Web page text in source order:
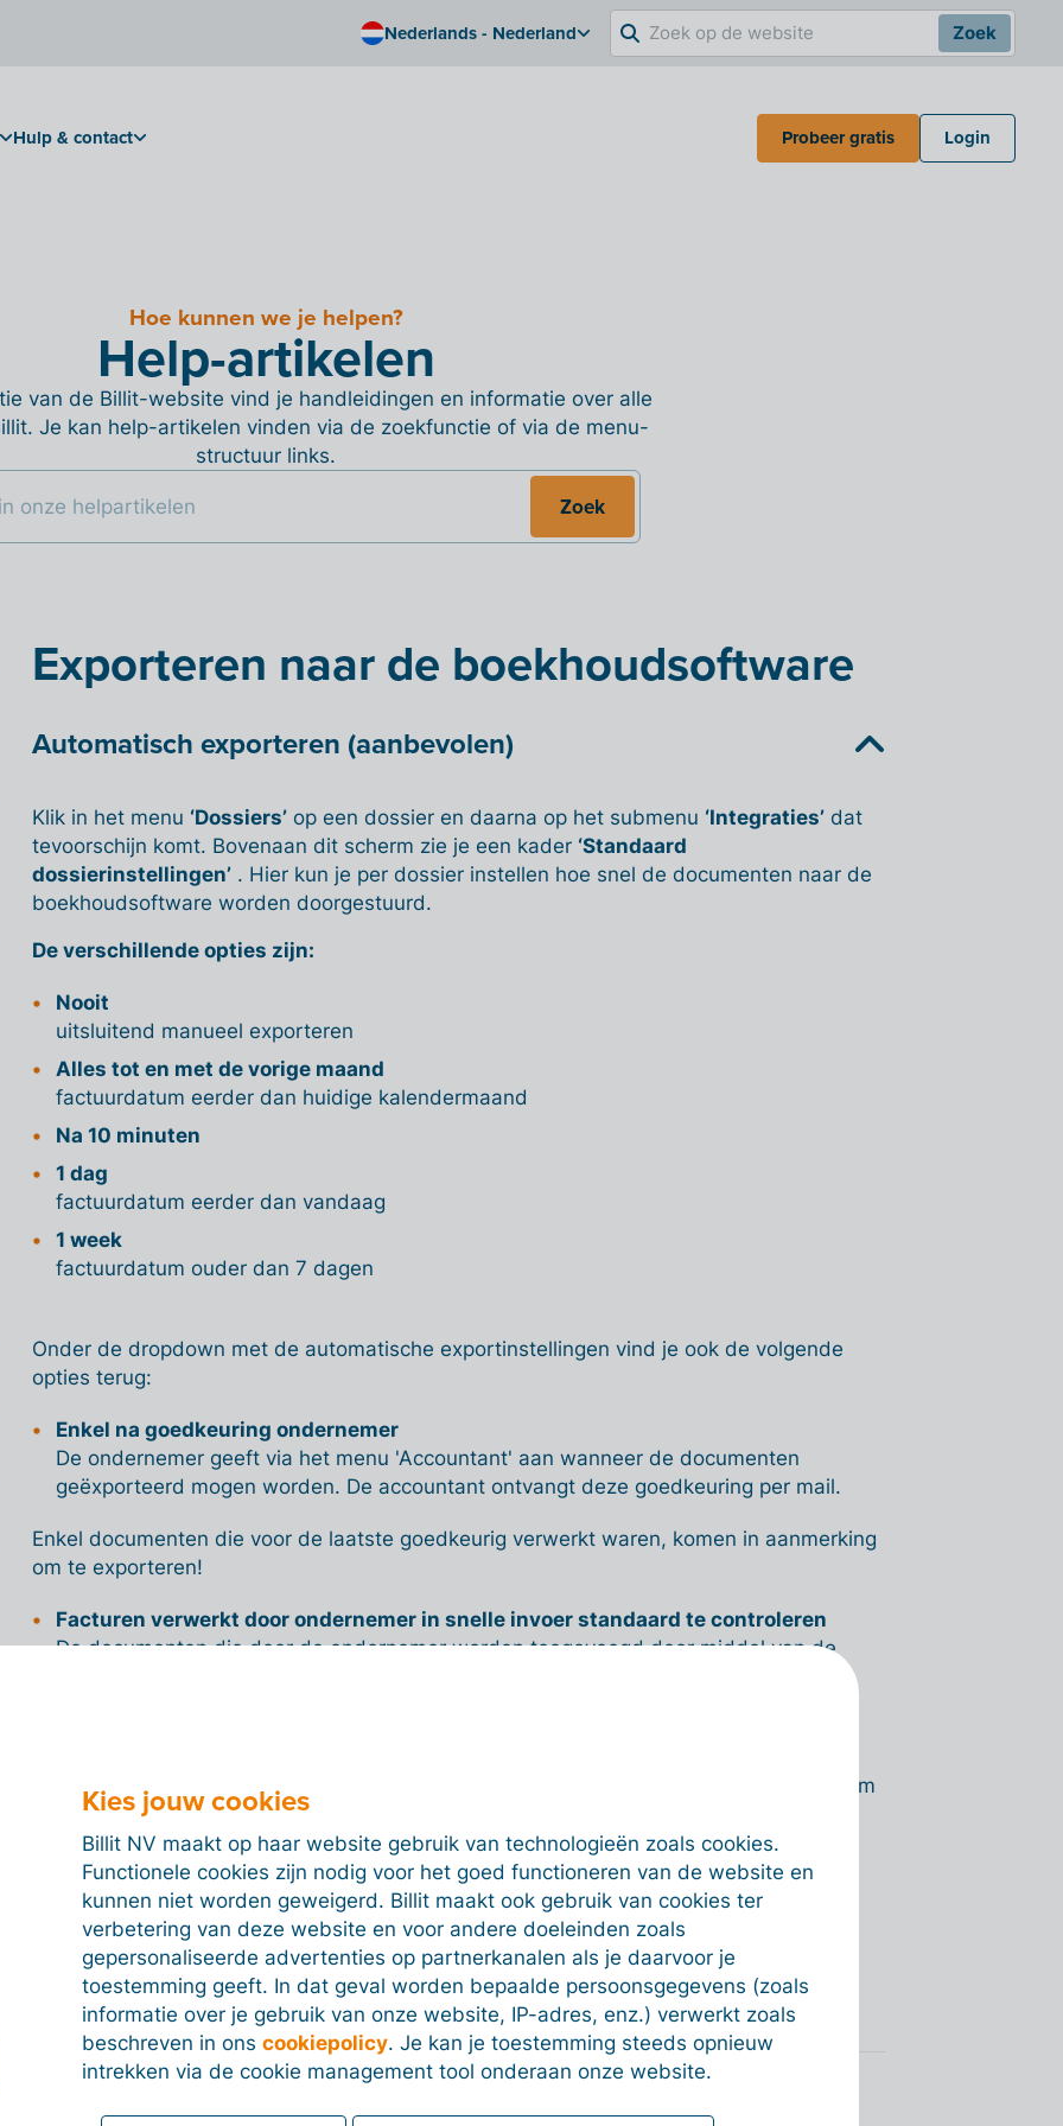
Nederlands - Nederland Zoek
Hulp & contact Probeer gratis Login
Hoe kunnen we je helpen?
Help-artikelen
van de Billit-website vind je handleidingen en informatie over alle
Je kan help-artikelen vinden via de zoekfunctie of via de menu-
structuur links.
Zoek
Exporteren naar de boekhoudsoftware
Automatisch exporteren (aanbevolen)
Klik in het menu ‘Dossiers’op een dossier en daarna op het submenu ‘Integraties’dat
tevoorschijn komt. Bovenaan dit scherm zie je een kader ‘Standaard
dossierinstellingen’. Hier kun je per dossier instellen hoe snel de documenten naar de
boekhoudsoftware worden doorgestuurd.
De verschillende opties zijn:
Nooit
uitsluitend manueel exporteren
Alles tot en met de vorige maand
factuurdatum eerder dan huidige kalendermaand
Na 10 minuten
1 dag
factuurdatum eerder dan vandaag
1 week
factuurdatum ouder dan 7 dagen
Onder de dropdown met de automatische exportinstellingen vind je ook de volgende
opties terug:
Enkel na goedkeuring ondernemer
De ondernemer geeft via het menu 'Accountant' aan wanneer de documenten
geëxporteerd mogen worden. De accountant ontvangt deze goedkeuring per mail.
Enkel documenten die voor de laatste goedkeurig verwerkt waren, komen in aanmerking
om te exporteren!
Facturen verwerkt door ondernemer in snelle invoer standaard te controleren
De documenten die door de ondernemer worden toegevoegd door middel van de
Enkel documenten waarbij status niet op 'te controleren' staat, komen in aanmerking om
te exporteren!
Blokkeer verkoopfacturen/aankoopfacturen na export
Het bewerken van deze documenten wordt na het exporteren in het
ondernemersplatform geblokkeerd.
Manueel exporteren per dossier
Kies jouw cookies
Billit NV maakt op haar website gebruik van technologieën zoals cookies.
Functionele cookies zijn nodig voor het goed functioneren van de website en
kunnen niet worden geweigerd. Billit maakt ook gebruik van cookies ter
verbetering van deze website en voor andere doeleinden zoals
gepersonaliseerde advertenties op partnerkanalen als je daarvoor je
toestemming geeft. In dat geval worden bepaalde persoonsgegevens (zoals
informatie over je gebruik van onze website, IP-adres, enz.) verwerkt zoals
beschreven in onscookiepolicy. Je kan je toestemming steeds opnieuw
intrekken via de cookie management tool onderaan onze website.